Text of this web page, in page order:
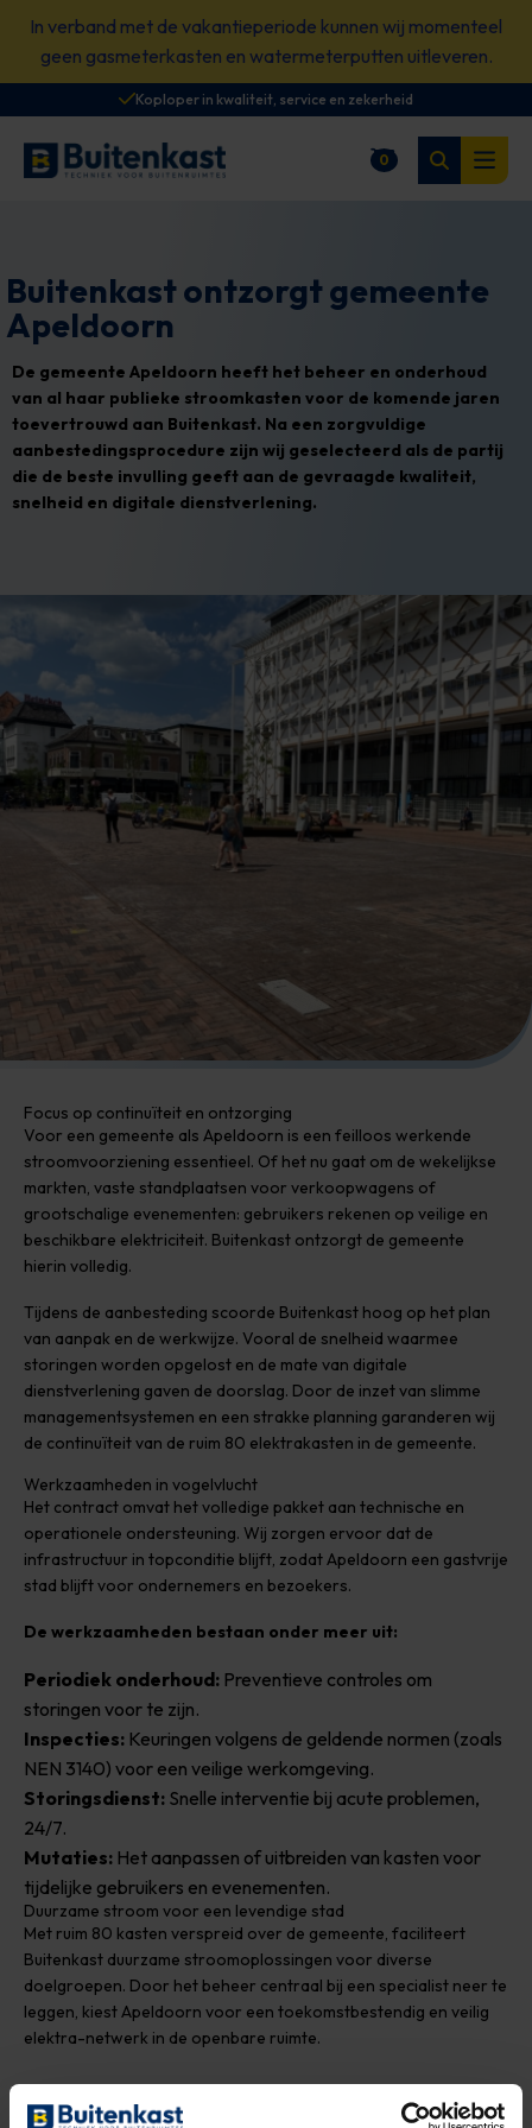
content
In verband met de vakantieperiode kunnen wij momenteel
geen gasmeterkasten en watermeterputten uitleveren.
Koploper in kwaliteit, service en zekerheid
0
Winkelwagen
Zoeken
Open
Buitenkast ontzorgt gemeente
Apeldoorn
De gemeente Apeldoorn heeft het beheer en onderhoud
van al haar publieke stroomkasten voor de komende jaren
toevertrouwd aan Buitenkast. Na een zorgvuldige
aanbestedingsprocedure zijn wij geselecteerd als de partij
die de beste invulling geeft aan de gevraagde kwaliteit,
snelheid en digitale dienstverlening.
Focus op continuïteit en ontzorging
Voor een gemeente als Apeldoorn is een feilloos werkende
stroomvoorziening essentieel. Of het nu gaat om de wekelijkse
markten, vaste standplaatsen voor verkoopwagens of
grootschalige evenementen: gebruikers rekenen op veilige en
beschikbare elektriciteit. Buitenkast ontzorgt de gemeente
hierin volledig.
Tijdens de aanbesteding scoorde Buitenkast hoog op het plan
van aanpak en de werkwijze. Vooral de snelheid waarmee
storingen worden opgelost en de mate van digitale
dienstverlening gaven de doorslag. Door de inzet van slimme
managementsystemen en een strakke planning garanderen wij
de continuïteit van de ruim 80 elektrakasten in de gemeente.
Werkzaamheden in vogelvlucht
Het contract omvat het volledige pakket aan technische en
operationele ondersteuning. Wij zorgen ervoor dat de
infrastructuur in topconditie blijft, zodat Apeldoorn een gastvrije
stad blijft voor ondernemers en bezoekers.
De werkzaamheden bestaan onder meer uit:
Periodiek onderhoud: Preventieve controles om
storingen voor te zijn.
Inspecties: Keuringen volgens de geldende normen (zoals
NEN 3140) voor een veilige werkomgeving.
Storingsdienst: Snelle interventie bij acute problemen,
24/7.
Mutaties: Het aanpassen of uitbreiden van kasten voor
tijdelijke gebruikers en evenementen.
Duurzame stroom voor een levendige stad
Met ruim 80 kasten verspreid over de gemeente, faciliteert
Buitenkast duurzame stroomoplossingen voor diverse
doelgroepen. Door het beheer centraal bij een specialist neer te
leggen, kiest Apeldoorn voor een toekomstbestendig en veilig
elektra-netwerk in de openbare ruimte.